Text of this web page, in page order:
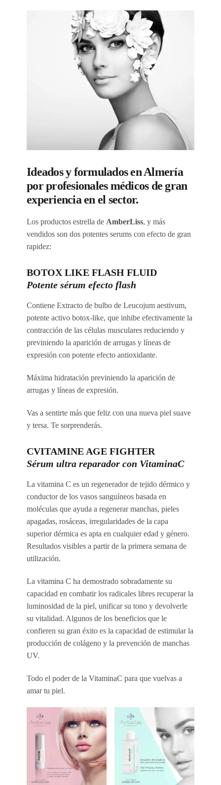
Ideados y formulados en Almería
por profesionales médicos de gran
experiencia en el sector.
Los productos estrella de AmberLiss, y más
vendidos son dos potentes serums con efecto de gran
rapidez:
BOTOX LIKE FLASH FLUID
Potente sérum efecto flash
Contiene Extracto de bulbo de Leucojum aestivum,
potente activo botox-like, que inhibe efectivamente la
contracción de las células musculares reduciendo y
previniendo la aparición de arrugas y líneas de
expresión con potente efecto antioxidante.
Máxima hidratación previniendo la aparición de
arrugas y líneas de expresión.
Vas a sentirte más que feliz con una nueva piel suave
y tersa. Te sorprenderás.
CVITAMINE AGE FIGHTER
Sérum ultra reparador con VitaminaC
La vitamina C es un regenerador de tejido dérmico y
conductor de los vasos sanguíneos basada en
moléculas que ayuda a regenerar manchas, pieles
apagadas, rosáceas, irregularidades de la capa
superior dérmica es apta en cualquier edad y género.
Resultados visibles a partir de la primera semana de
utilización.
La vitamina C ha demostrado sobradamente su
capacidad en combatir los radicales libres recuperar la
luminosidad de la piel, unificar su tono y devolverle
su vitalidad. Algunos de los beneficios que le
confieren su gran éxito es la capacidad de estimular la
producción de colágeno y la prevención de manchas
UV.
Todo el poder de la VitaminaC para que vuelvas a
amar tu piel.